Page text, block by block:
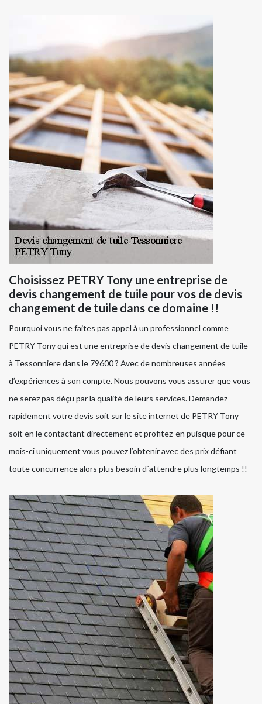
Choisissez PETRY Tony une entreprise de
devis changement de tuile pour vos de devis
changement de tuile dans ce domaine !!
Pourquoi vous ne faites pas appel à un professionnel comme
PETRY Tony qui est une entreprise de devis changement de tuile
à Tessonniere dans le 79600 ? Avec de nombreuses années
d’expériences à son compte. Nous pouvons vous assurer que vous
ne serez pas déçu par la qualité de leurs services. Demandez
rapidement votre devis soit sur le site internet de PETRY Tony
soit en le contactant directement et profitez-en puisque pour ce
mois-ci uniquement vous pouvez l’obtenir avec des prix défiant
toute concurrence alors plus besoin d`attendre plus longtemps !!